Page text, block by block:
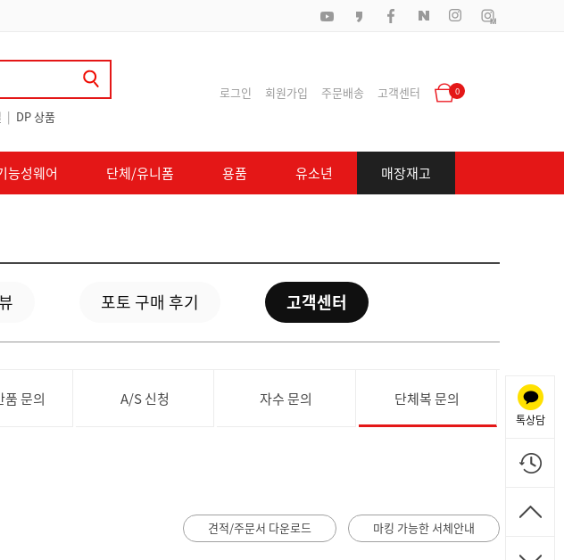
| DP 상품
로그인 회원가입 주문배송 고객센터 0
능성웨어 단체/유니폼 용품 유소년 매장재고
포토 구매 후기 고객센터
문의 A/S 신청 자수 문의 단체복 문의
견적/주문서 다운로드 마킹 가능한 서체안내
톡상담